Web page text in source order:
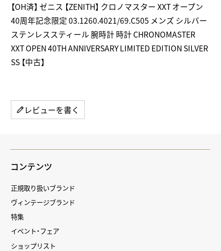
【OH済】 ゼニス 【ZENITH】 クロノマスター XXT オープン
40周年記念限定 03.1260.4021/69.C505 メンズ シルバー
ステンレススティール 腕時計 時計 CHRONOMASTER
XXT OPEN 40TH ANNIVERSARY LIMITED EDITION SILVER
SS 【中古】
レビューを書く
コンテンツ
正規取り扱いブランド
ヴィンテージブランド
特集
イベント・フェア
ショップリスト